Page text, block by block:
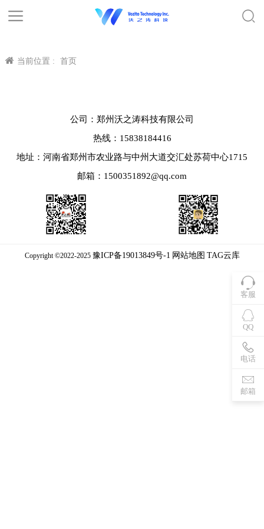
当前位置 : 首页
客服
QQ
电话
邮箱
公司：郑州沃之涛科技有限公司
热线：15838184416
地址：河南省郑州市农业路与中州大道交汇处苏荷中心1715
邮箱：1500351892@qq.com
Copyright ©2022-2025 豫ICP备19013849号-1 网站地图 TAG云库